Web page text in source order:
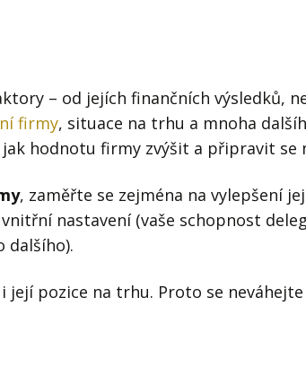
řízení
podniku
firmy
Ziskovost
– od jejích finančních výsledků,
firmy, situace na trhu a mnoha
hodnotu firmy zvýšit a připravit se
, zaměřte se zejména na vylepšení
nastavení (vaše schopnost
dalšího).
pozice na trhu. Proto se